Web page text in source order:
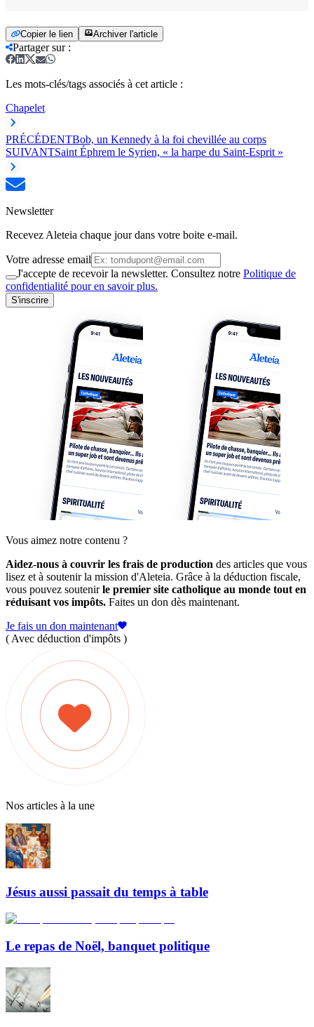
Copier le lien Archiver l'article
Partager sur:
Les mots-clés/tags associés à cet article :
Chapelet
PRÉCÉDENTBob, un Kennedy à la foi chevillée au corps
SUIVANTSaint Éphrem le Syrien, « la harpe du Saint-Esprit »
Newsletter
Recevez Aleteia chaque jour dans votre boite e-mail.
Votre adresse email
J'accepte de recevoir la newsletter. Consultez notre Politique de
confidentialité pour en savoir plus.
S'inscrire
Vous aimez notre contenu ?
Aidez-nous à couvrir les frais de production des articles que vous
lisez et à soutenir la mission d'Aleteia. Grâce à la déduction fiscale,
vous pouvez soutenirle premier site catholique au monde tout en
réduisant vos impôts. Faites un don dès maintenant.
Je fais un don maintenant
( Avec déduction d'impôts )
Nos articles à la une
Jésus aussi passait du temps à table
Le repas de Noël, banquet politique